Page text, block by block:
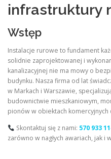
infrastruktury
Wstęp
Instalacje rurowe to fundament
solidnie zaprojektowanej i
kanalizacyjnej nie ma mowy o
budynku. Nasza firma od lat
w Markach i Warszawie,
budownictwie mieszkaniowym,
pionów w obiektach
Skontaktuj się z nami: 570 933
zarówno w nagłych awariach, jak i